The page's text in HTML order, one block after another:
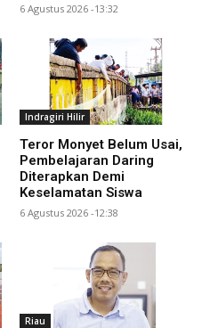
6 Agustus 2026 -13:32
Indragiri Hilir
Teror Monyet Belum Usai,
Pembelajaran Daring
Diterapkan Demi
Keselamatan Siswa
6 Agustus 2026 -12:38
Riau